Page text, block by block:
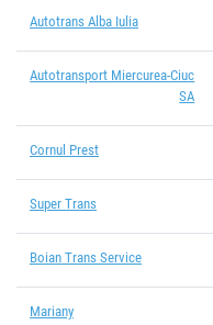
Autotrans Alba Iulia
Autotransport Miercurea-Ciuc
SA
Cornul Prest
Super Trans
Boian Trans Service
Mariany